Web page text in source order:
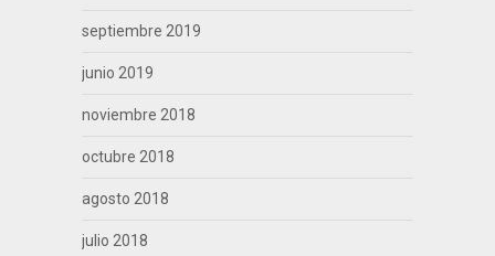
septiembre 2019
junio 2019
noviembre 2018
octubre 2018
agosto 2018
julio 2018